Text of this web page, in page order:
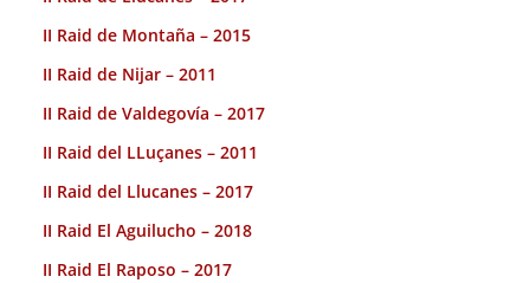
II Raid de Montaña – 2015
II Raid de Nijar – 2011
II Raid de Valdegovía – 2017
II Raid del LLuçanes – 2011
II Raid del Llucanes – 2017
II Raid El Aguilucho – 2018
II Raid El Raposo – 2017